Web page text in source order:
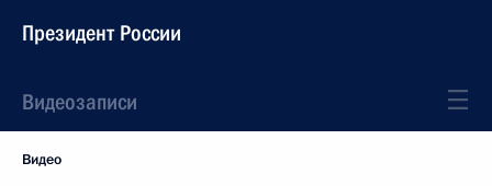
Президент России
Видеозаписи
Видео